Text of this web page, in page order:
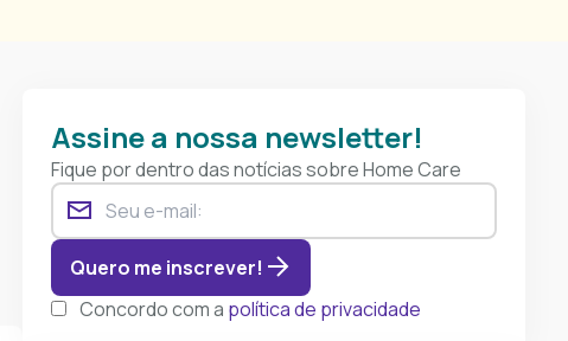
Assine a nossa newsletter!
Fique por dentro das notícias sobre Home Care
Quero me inscrever!
Concordo com a política de privacidade